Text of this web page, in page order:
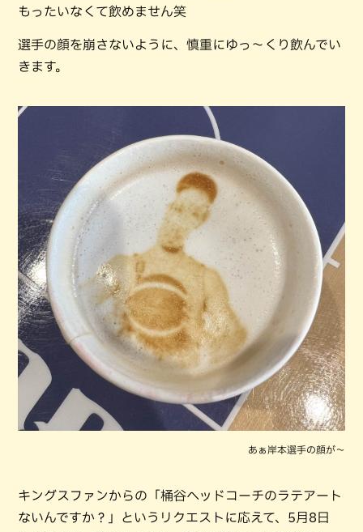
もったいなくて飲めません笑
選手の顔を崩さないように、慎重にゆっ～くり飲んでい
きます。
あぁ岸本選手の顔が～
キングスファンからの「桶谷ヘッドコーチのラテアート
ないんですか？」というリクエストに応えて、5月8日